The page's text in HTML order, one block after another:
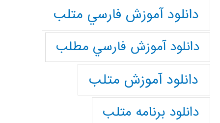
دانلود آموزش فارسي متلب
دانلود آموزش فارسي مطلب
دانلود آموزش متلب
دانلود برنامه متلب